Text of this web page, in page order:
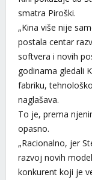
smatra Piroški.
„Kina više nije
postala centar
softvera i novih
godinama gledali
fabriku,
naglašava.
To je, prema
opasno.
„Racionalno, jer
razvoj novih
konkurent koji je